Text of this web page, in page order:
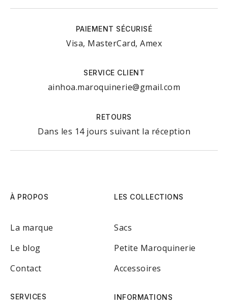
PAIEMENT SÉCURISÉ
Visa, MasterCard, Amex
SERVICE CLIENT
ainhoa.maroquinerie@gmail.com
RETOURS
Dans les 14 jours suivant la réception
À PROPOS
La marque
Le blog
Contact
LES COLLECTIONS
Sacs
Petite Maroquinerie
Accessoires
SERVICES INFORMATIONS